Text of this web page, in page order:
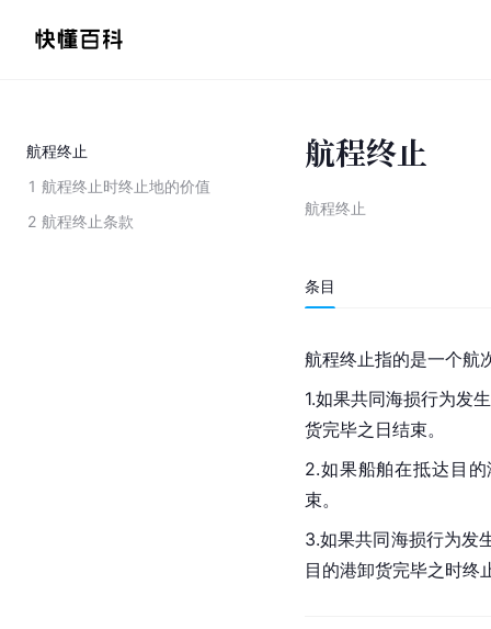
航程终止
1 航程终止时终止地的价值
2 航程终止条款
航程终止
航程终止
条目
航程终止指的是一个航
1.如果共同海损行为发
货完毕之日结束。
2.如果船舶在抵达目
束。
3.如果共同海损行为发
目的港卸货完毕之时终